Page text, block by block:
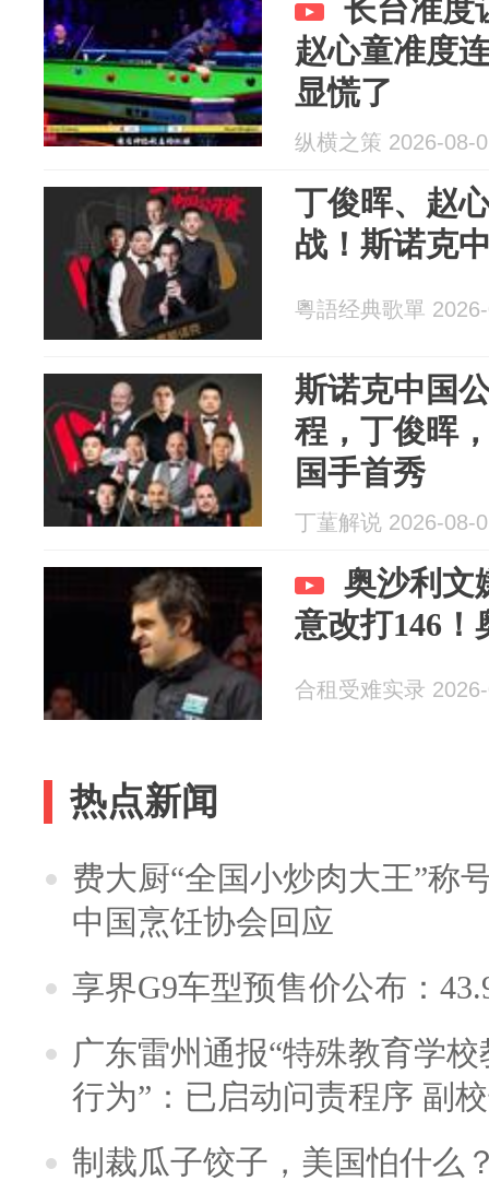
长台准度
赵心童准度
显慌了
纵横之策 2026-08-
丁俊晖、赵
战！斯诺克
粵語经典歌單
斯诺克中国
程，丁俊晖
国手首秀
丁蓳解说 2026-08-
奥沙利文
意改打146！
合租受难实录
热点新闻
费大厨“全国小炒肉大王”称
中国烹饪协会回应
享界G9车型预售价公布：
广东雷州通报“特殊教育学
行为”：已启动问责程序 副
制裁瓜子饺子，美国怕什么